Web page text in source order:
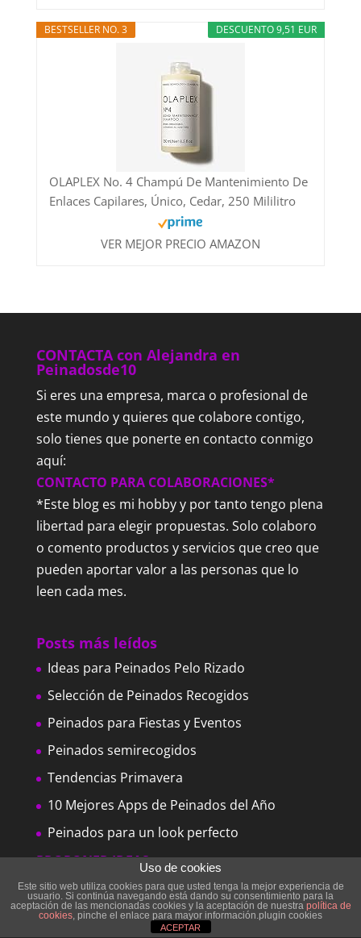
DESCUENTO 9,51 EUR
BESTSELLER NO. 3
OLAPLEX No. 4 Champú De Mantenimiento De
Enlaces Capilares, Único, Cedar, 250 Mililitro
VER MEJOR PRECIO AMAZON
CONTACTA con Alejandra en
Peinadosde10
Si eres una empresa, marca o profesional de
este mundo y quieres que colabore contigo,
solo tienes que ponerte en contacto conmigo
aquí:
CONTACTO PARA COLABORACIONES*
*Este blog es mi hobby y por tanto tengo plena
libertad para elegir propuestas. Solo colaboro
o comento productos y servicios que creo que
pueden aportar valor a las personas que lo
leen cada mes.
Posts más leídos
Ideas para Peinados Pelo Rizado
Selección de Peinados Recogidos
Peinados para Fiestas y Eventos
Peinados semirecogidos
Tendencias Primavera
10 Mejores Apps de Peinados del Año
Peinados para un look perfecto
PROPONER IDEAS para nuevos posts
Post más leídos
Uso de cookies
Este sitio web utiliza cookies para que usted tenga la mejor experiencia de
usuario. Si continúa navegando está dando su consentimiento para la
aceptación de las mencionadas cookies y la aceptación de nuestra política de
cookies, pinche el enlace para mayor información.plugin cookies
ACEPTAR